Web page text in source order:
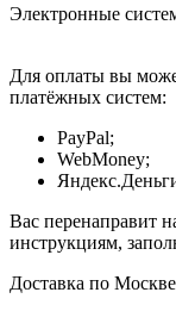
Электронные
Для оплаты вы
платёжных систем:
PayPal;
WebMoney;
Вас перенаправит
инструкциям,
Доставка по Москве